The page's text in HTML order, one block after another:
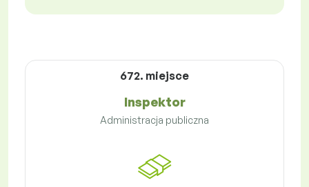
672. miejsce
Inspektor
Administracja publiczna